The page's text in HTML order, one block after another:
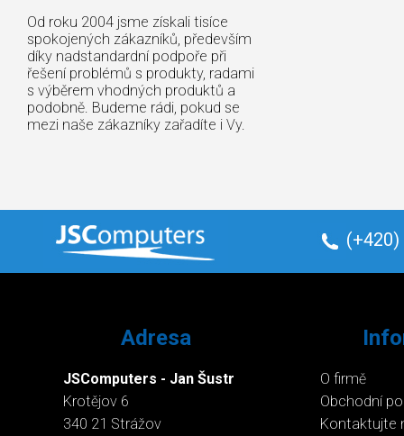
Od roku 2004 jsme získali tisíce
spokojených zákazníků, především
díky nadstandardní podpoře při
řešení problémů s produkty, radami
s výběrem vhodných produktů a
podobně. Budeme rádi, pokud se
mezi naše zákazníky zařadíte i Vy.
(+420)
Adresa
JSComputers - Jan Šustr
Krotějov 6
340 21 Strážov
O firmě
Obchodní
Kontaktujte